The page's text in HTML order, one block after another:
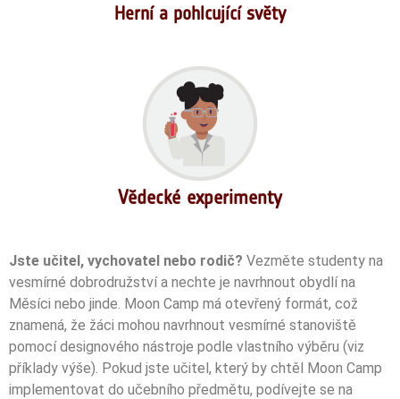
Herní a pohlcující světy
Vědecké experimenty
Jste učitel, vychovatel nebo rodič? Vezměte studenty na
vesmírné dobrodružství a nechte je navrhnout obydlí na
Měsíci nebo jinde. Moon Camp má otevřený formát, což
znamená, že žáci mohou navrhnout vesmírné stanoviště
pomocí designového nástroje podle vlastního výběru (viz
příklady výše). Pokud jste učitel, který by chtěl Moon Camp
implementovat do učebního předmětu, podívejte se na